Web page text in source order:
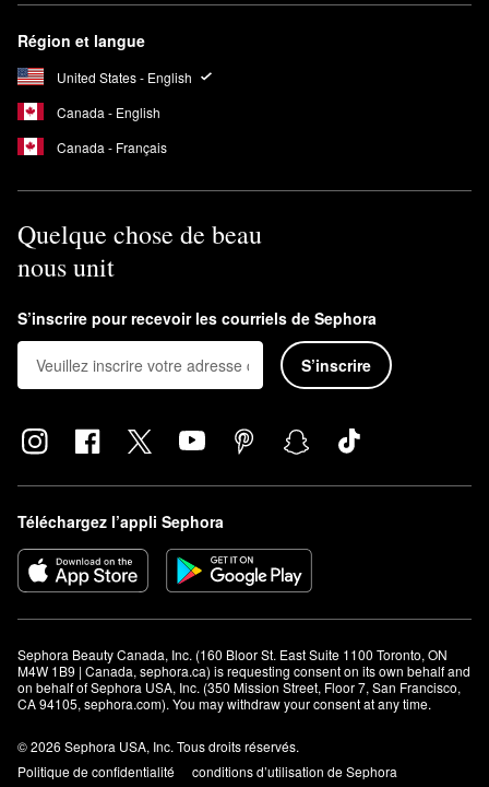
Région et langue
United States - English
Canada - English
Canada - Français
Quelque chose de beau
nous unit
S’inscrire pour recevoir les courriels de Sephora
S’inscrire
Téléchargez l’appli Sephora
Sephora Beauty Canada, Inc. (160 Bloor St. East Suite 1100 Toronto, ON
M4W 1B9 | Canada, sephora.ca) is requesting consent on its own behalf and
on behalf of Sephora USA, Inc. (350 Mission Street, Floor 7, San Francisco,
CA 94105, sephora.com). You may withdraw your consent at any time.
© 2026 Sephora USA, Inc. Tous droits réservés.
Politique de confidentialité
conditions d’utilisation de Sephora